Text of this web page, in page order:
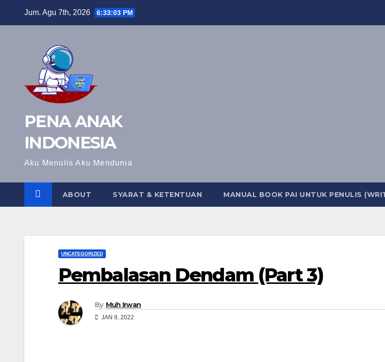
Jum. Agu 7th, 2026 6:33:04 PM
PENA ANAK
INDONESIA
Aku Menulis Aku Mendunia
ABOUT SYARAT & KETENTUAN MANUAL BOOK PAI UNTUK PENULIS
UNCATEGORIZED
Pembalasan Dendam (Part 3)
By Muh Irwan
JAN 9, 2022